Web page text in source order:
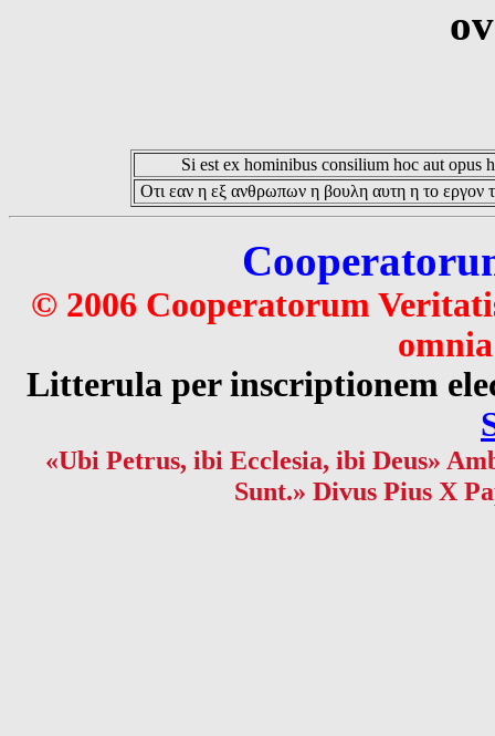
Si est ex hominibus consilium hoc aut opus
Οτι εαν η εξ ανθρωπων η βουλη αυτη η το εργον
© 2006 Cooperatorum
Litterula per inscriptionem
«Ubi Petrus, ibi Ecclesia, ibi Deus»
Sunt.» Divus Pius X